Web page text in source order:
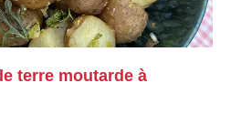
terre moutarde à